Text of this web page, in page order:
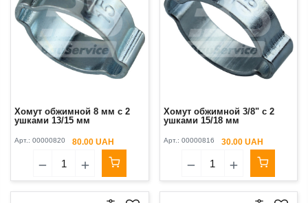
Хомут обжимной 8 мм с 2
ушками 13/15 мм
Арт.: 00000820 80.00 UAH
Хомут обжимной 3/8" с 2
ушками 15/18 мм
Арт.: 00000816 30.00 UAH